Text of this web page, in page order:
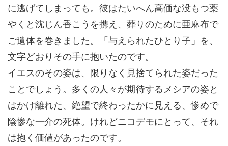
に逃げてしまっても。彼はたいへん高価な没もつ薬
やくと沈じん香こうを携え、葬りのために亜麻布で
ご遺体を巻きました。「与えられたひとり子」を、
文字どおりその手に抱いたのです。
イエスのその姿は、限りなく見捨てられた姿だった
ことでしょう。多くの人々が期待するメシアの姿と
はかけ離れた、絶望で終わったかに見える、惨めで
陰惨な一介の死体。けれどニコデモにとって、それ
は抱く価値があったのです。